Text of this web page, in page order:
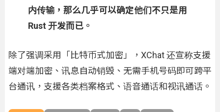
内传输，那么几乎可以确定他们不只是用
Rust 开发而已。
除了强调采用「比特币式加密」，XChat 还宣称支援
端对端加密、讯息自动销毁、无需手机号码即可跨平
台通讯，支援各类档案格式、语音通话和视讯通话。